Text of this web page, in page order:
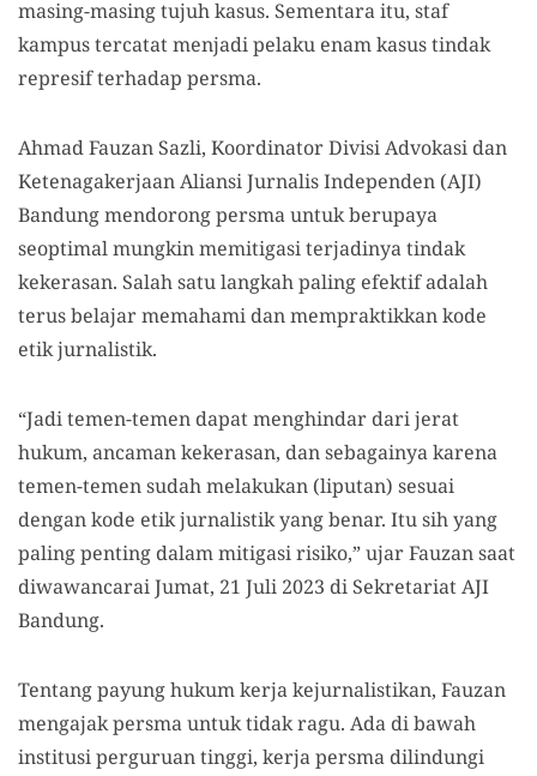
masing-masing tujuh kasus. Sementara itu, staf
kampus tercatat menjadi pelaku enam kasus tindak
represif terhadap persma.
Ahmad Fauzan Sazli, Koordinator Divisi Advokasi dan
Ketenagakerjaan Aliansi Jurnalis Independen (AJI)
Bandung mendorong persma untuk berupaya
seoptimal mungkin memitigasi terjadinya tindak
kekerasan. Salah satu langkah paling efektif adalah
terus belajar memahami dan mempraktikkan kode
etik jurnalistik.
“Jadi temen-temen dapat menghindar dari jerat
hukum, ancaman kekerasan, dan sebagainya karena
temen-temen sudah melakukan (liputan) sesuai
dengan kode etik jurnalistik yang benar. Itu sih yang
paling penting dalam mitigasi risiko,” ujar Fauzan saat
diwawancarai Jumat, 21 Juli 2023 di Sekretariat AJI
Bandung.
Tentang payung hukum kerja kejurnalistikan, Fauzan
mengajak persma untuk tidak ragu. Ada di bawah
institusi perguruan tinggi, kerja persma dilindungi